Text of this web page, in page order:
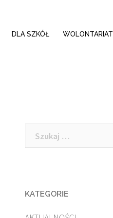
DLA SZKÓŁ WOLONTARIAT
Szukaj:
KATEGORIE